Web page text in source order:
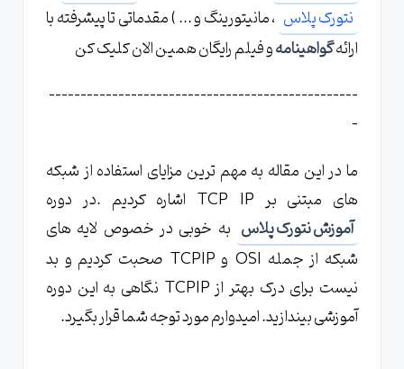
نتورک پلاس ، مانیتورینگ و ... ) مقدماتی تا پیشرفته با
ارائهگواهینامهو فیلم رایگان همین الان کلیک کن
-------------------------------------------------
-
ما در این مقاله به مهم ترین مزایای استفاده از شبکه
های مبتنی بر TCP IP اشاره کردیم .در دوره
آموزش نتورک پلاس به خوبی در خصوص لایه های
شبکه از جمله OSI و TCPIP صحبت کردیم و بد
نیست برای درک بهتر از TCPIP نگاهی به این دوره
آموزشی بیندازید. امیدوارم مورد توجه شما قرار بگیرد.